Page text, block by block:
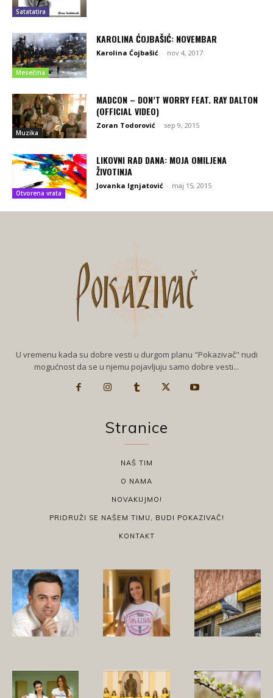
Satatatira
Mesečina
KAROLINA ĆOJBAŠIĆ: NOVEMBAR
Karolina Ćojbašić - nov 4, 2017
Muzika
MADCON – DON’T WORRY FEAT. RAY DALTON
(OFFICIAL VIDEO)
Zoran Todorović - sep 9, 2015
Otvorena vrata
LIKOVNI RAD DANA: MOJA OMILJENA
ŽIVOTINJA
Jovanka Ignjatović - maj 15, 2015
U vremenu kada su dobre vesti u durgom planu "Pokazivač" nudi
mogućnost da se u njemu pojavljuju samo dobre vesti...
Stranice
NAŠ TIM
O NAMA
NOVAKUJMO!
PRIDRUŽI SE NAŠEM TIMU, BUDI POKAZIVAČ!
KONTAKT